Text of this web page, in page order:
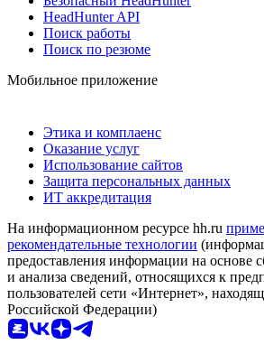
HeadHunter API
Поиск работы
Поиск по резюме
Мобильное приложение
Этика и комплаенс
Оказание услуг
Использование сайтов
Защита персональных данных
ИТ аккредитация
На информационном ресурсе hh.ru
рекомендательные технологии
предоставления информации на основе
и анализа сведений, относящихся к
пользователей сети «Интернет»,
Российской Федерации)